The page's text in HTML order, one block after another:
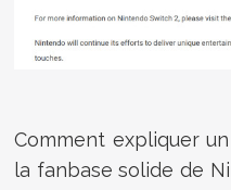
Comment expliquer
la fanbase solide de